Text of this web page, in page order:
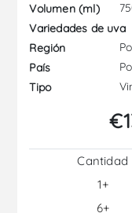
Volumen (ml)
Variedades de uva
Región
País
Tipo
Cantidad
1+
6+